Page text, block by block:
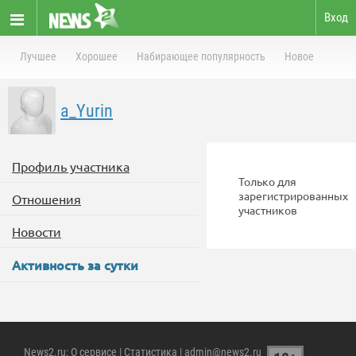
Вход
Лучшее Хорошее Набирающее популярность Новое
a_Yurin
Профиль участника
Отношения
Новости
Активность за сутки
Только для
зарегистрированных
участников
News2.ru: О сервисе | Статистика | admin@news2.ru